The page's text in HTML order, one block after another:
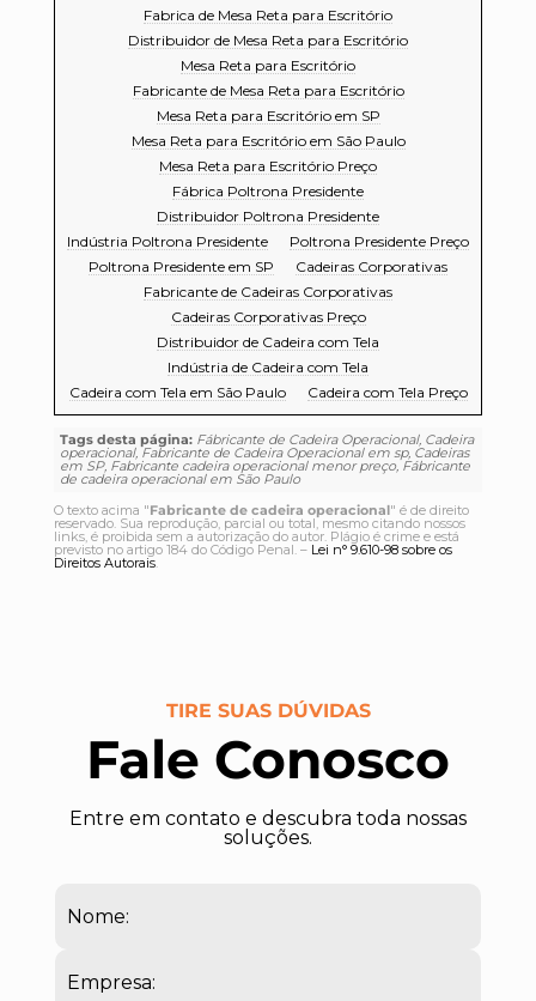
Fabrica de Mesa Reta para Escritório
Distribuidor de Mesa Reta para Escritório
Mesa Reta para Escritório
Fabricante de Mesa Reta para Escritório
Mesa Reta para Escritório em SP
Mesa Reta para Escritório em São Paulo
Mesa Reta para Escritório Preço
Fábrica Poltrona Presidente
Distribuidor Poltrona Presidente
Indústria Poltrona Presidente
Poltrona Presidente Preço
Poltrona Presidente em SP
Cadeiras Corporativas
Fabricante de Cadeiras Corporativas
Cadeiras Corporativas Preço
Distribuidor de Cadeira com Tela
Indústria de Cadeira com Tela
Cadeira com Tela em São Paulo
Cadeira com Tela Preço
Tags desta página: Fábricante de Cadeira Operacional, Cadeira
operacional, Fabricante de Cadeira Operacional em sp, Cadeiras
em SP, Fabricante cadeira operacional menor preço, Fábricante
de cadeira operacional em São Paulo
O texto acima "Fabricante de cadeira operacional" é de direito
reservado. Sua reprodução, parcial ou total, mesmo citando nossos
links, é proibida sem a autorização do autor. Plágio é crime e está
previsto no artigo 184 do Código Penal. – Lei n° 9.610-98 sobre os
Direitos Autorais.
TIRE SUAS DÚVIDAS
Fale Conosco
Entre em contato e descubra toda nossas
soluções.
Nome:
Empresa: